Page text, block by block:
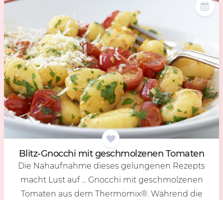
Blitz-Gnoc­chi mit ge­schmol­ze­nen To­ma­ten
Die Nahaufnahme dieses gelungenen Rezepts
macht Lust auf ... Gnocchi mit geschmolzenen
Tomaten aus dem Thermomix®. Während die